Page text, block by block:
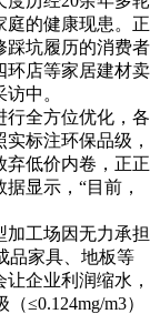
庭的健康现患。正
踩坑履历的消费者
环店等家居建材卖
中。
全方位优化，各
标注环保品级，
弃低价内卷，正正
显示，“目前，
工场因无力承担
品家具、地板等
企业利润缩水，
≤0.124mg/m3）